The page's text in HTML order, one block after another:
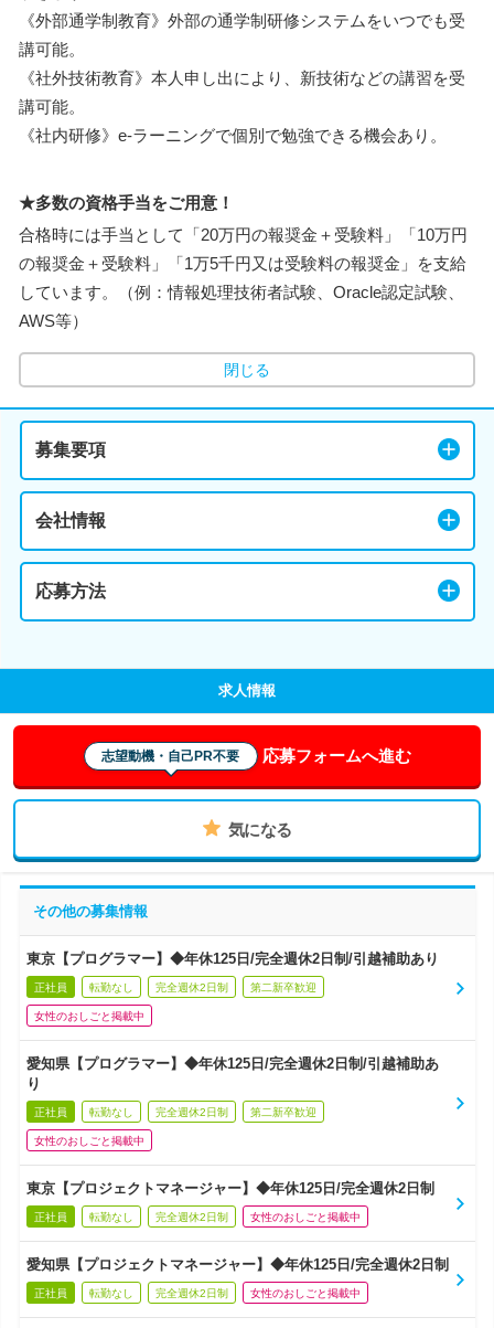
《外部通学制教育》外部の通学制研修システムをいつでも受
講可能。
《社外技術教育》本人申し出により、新技術などの講習を受
講可能。
《社内研修》e-ラーニングで個別で勉強できる機会あり。
★多数の資格手当をご用意！
合格時には手当として「20万円の報奨金＋受験料」「10万円
の報奨金＋受験料」「1万5千円又は受験料の報奨金」を支給
しています。（例：情報処理技術者試験、Oracle認定試験、
AWS等）
閉じる
募集要項
会社情報
応募方法
求人情報
志望動機・自己PR不要 応募フォームへ進む
気になる
その他の募集情報
東京【プログラマー】◆年休125日/完全週休2日制/引越補助あり
正社員 転勤なし 完全週休2日制 第二新卒歓迎
女性のおしごと掲載中
愛知県【プログラマー】◆年休125日/完全週休2日制/引越補助あ
り
正社員 転勤なし 完全週休2日制 第二新卒歓迎
女性のおしごと掲載中
東京【プロジェクトマネージャー】◆年休125日/完全週休2日制
正社員 転勤なし 完全週休2日制 女性のおしごと掲載中
愛知県【プロジェクトマネージャー】◆年休125日/完全週休2日制
正社員 転勤なし 完全週休2日制 女性のおしごと掲載中